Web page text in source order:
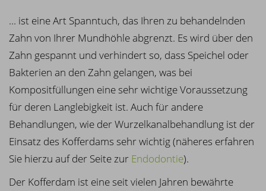
... ist eine Art Spanntuch, das Ihren zu behandelnden
Zahn von Ihrer Mundhöhle abgrenzt. Es wird über den
Zahn gespannt und verhindert so, dass Speichel oder
Bakterien an den Zahn gelangen, was bei
Kompositfüllungen eine sehr wichtige Voraussetzung
für deren Langlebigkeit ist. Auch für andere
Behandlungen, wie der Wurzelkanalbehandlung ist der
Einsatz des Kofferdams sehr wichtig (näheres erfahren
Sie hierzu auf der Seite zur Endodontie).
Der Kofferdam ist eine seit vielen Jahren bewährte